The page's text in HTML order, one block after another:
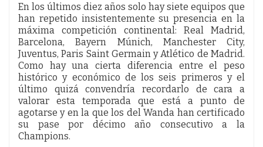
En los últimos diez años solo hay siete equipos que
han repetido insistentemente su presencia en la
máxima competición continental: Real Madrid,
Barcelona, Bayern Múnich, Manchester City,
Juventus, Paris Saint Germain y Atlético de Madrid.
Como hay una cierta diferencia entre el peso
histórico y económico de los seis primeros y el
último quizá convendría recordarlo de cara a
valorar esta temporada que está a punto de
agotarse y en la que los del Wanda han certificado
su pase por décimo año consecutivo a la
Champions.